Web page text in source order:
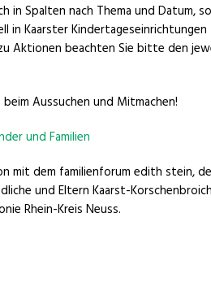
Spalten nach Thema und Datum,
in Kaarster Kindertageseinrichtungen
Aktionen beachten Sie bitte den
Aussuchen und Mitmachen!
und Familien
mit dem familienforum edith stein,
und Eltern Kaarst-
Rhein-Kreis Neuss.